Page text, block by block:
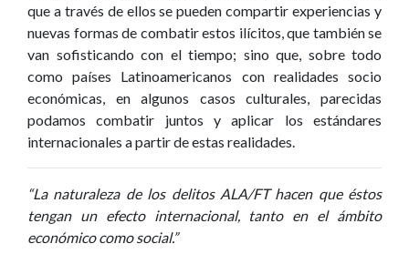
que a través de ellos se pueden compartir experiencias y
nuevas formas de combatir estos ilícitos, que también se
van sofisticando con el tiempo; sino que, sobre todo
como países Latinoamericanos con realidades socio
económicas, en algunos casos culturales, parecidas
podamos combatir juntos y aplicar los estándares
internacionales a partir de estas realidades.
“La naturaleza de los delitos ALA/FT hacen que éstos
tengan un efecto internacional, tanto en el ámbito
económico como social.”